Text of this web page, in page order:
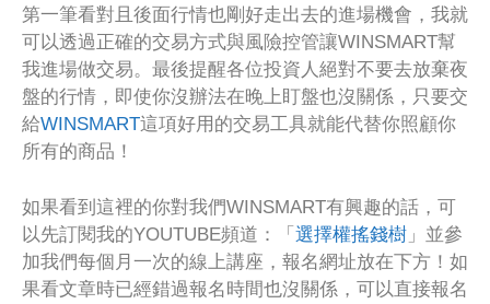
第一筆看對且後面行情也剛好走出去的進場機會，我就
可以透過正確的交易方式與風險控管讓WINSMART幫
我進場做交易。最後提醒各位投資人絕對不要去放棄夜
盤的行情，即使你沒辦法在晚上盯盤也沒關係，只要交
給WINSMART這項好用的交易工具就能代替你照顧你
所有的商品！
如果看到這裡的你對我們WINSMART有興趣的話，可
以先訂閱我的YOUTUBE頻道：「 選擇權搖錢樹 」並參
加我們每個月一次的線上講座，報名網址放在下方！如
果看文章時已經錯過報名時間也沒關係，可以直接報名